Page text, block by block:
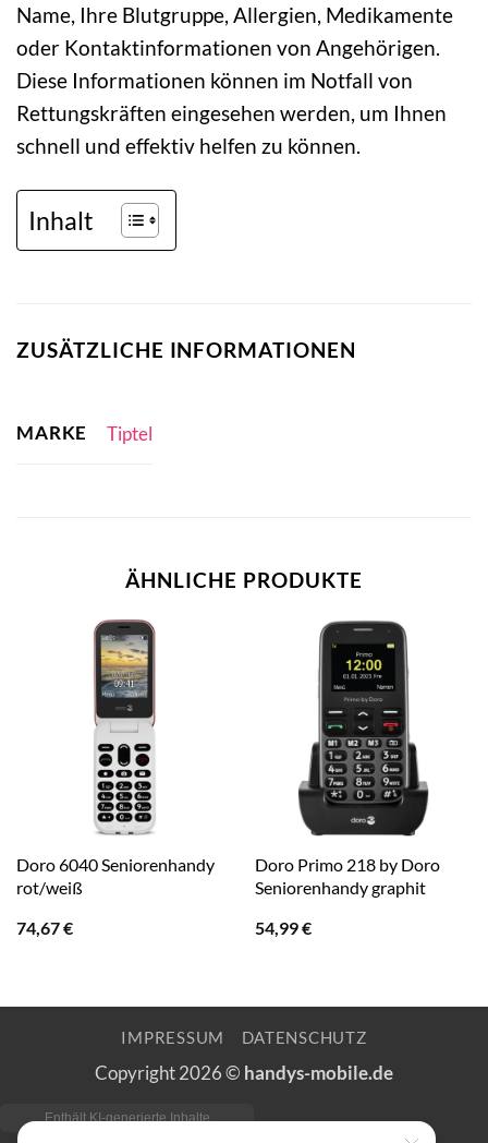
Name, Ihre Blutgruppe, Allergien, Medikamente
oder Kontaktinformationen von Angehörigen.
Diese Informationen können im Notfall von
Rettungskräften eingesehen werden, um Ihnen
schnell und effektiv helfen zu können.
Inhalt
ZUSÄTZLICHE INFORMATIONEN
MARKE Tiptel
ÄHNLICHE PRODUKTE
Doro 6040 Seniorenhandy
rot/weiß
74,67€
Doro Primo 218 by Doro
Seniorenhandy graphit
54,99€
IMPRESSUM DATENSCHUTZ
Copyright 2026 © handys-mobile.de